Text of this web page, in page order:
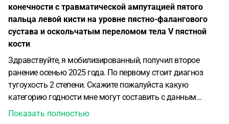
конечности с травматической ампутацией пятого
пальца левой кисти на уровне пястно-фалангового
сустава и оскольчатым переломом тела V пястной
кости
Здравствуйте, я мобилизированный, получил второе
ранение осенью 2025 года. По первому стоит диагноз
тугоухость 2 степени. Скажите пожалуйста какую
категорию годности мне могут составить с данным
диагнозом:Сочетанное огнестрельное ранение головы,
Показать полностью